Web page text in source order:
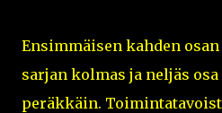
Ensimmäisen kahden
sarjan kolmas ja neljäs
peräkkäin.